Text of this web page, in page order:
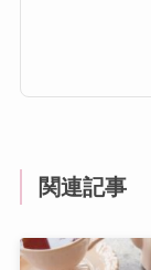
関連記事